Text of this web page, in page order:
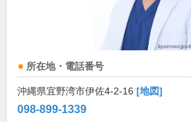
所在地・電話番号
沖縄県宜野湾市伊佐4-2-16 [地図]
098-899-1339